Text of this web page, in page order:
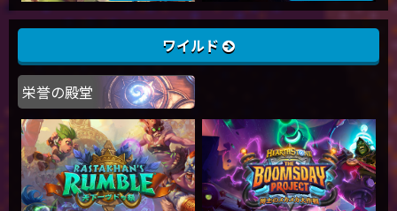
ワイルド
栄誉の殿堂